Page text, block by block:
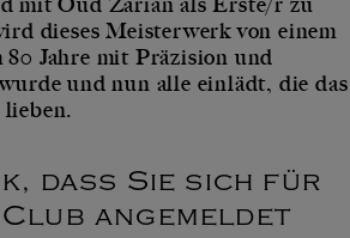
dieses Meisterwerk von einem
80 Jahre mit Präzision und
und nun alle einlädt, die das
dass Sie sich für
angemeldet